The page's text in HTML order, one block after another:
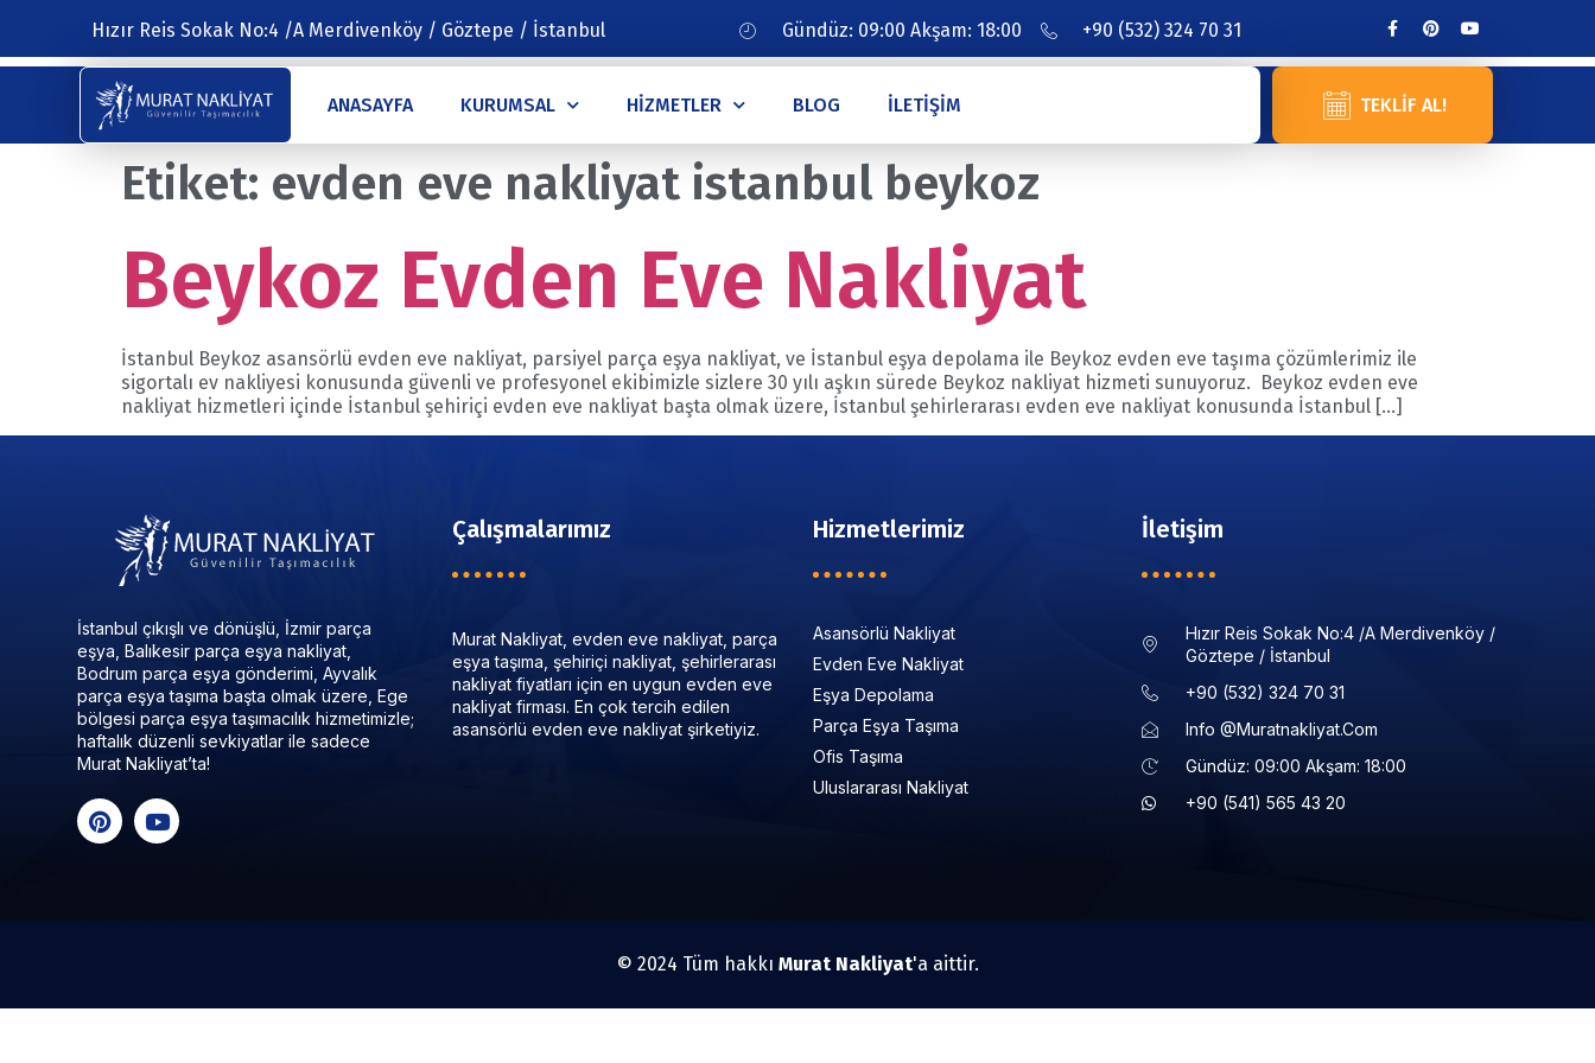
Hızır Reis Sokak No:4 /A Merdivenköy / Göztepe / İstanbul Gündüz: 09:00 Akşam: 18:00 +90 (532) 324 70 31
ANASAYFA KURUMSAL HIZMETLER BLOG İLETIŞIM TEKLIF AL!
Etiket: evden eve nakliyat istanbul beykoz
Beykoz Evden Eve Nakliyat
İstanbul Beykoz asansörlü evden eve nakliyat, parsiyel parça eşya nakliyat, ve İstanbul eşya depolama ile Beykoz evden eve taşıma çözümlerimiz ile
sigortalı ev nakliyesi konusunda güvenli ve profesyonel ekibimizle sizlere 30 yılı aşkın sürede Beykoz nakliyat hizmeti sunuyoruz. Beykoz evden eve
nakliyat hizmetleri içinde İstanbul şehiriçi evden eve nakliyat başta olmak üzere, İstanbul şehirlerarası evden eve nakliyat konusunda İstanbul […]
İstanbul çıkışlı ve dönüşlü, İzmir parça
eşya, Balıkesir parça eşya nakliyat,
Bodrum parça eşya gönderimi, Ayvalık
parça eşya taşıma başta olmak üzere, Ege
bölgesi parça eşya taşımacılık hizmetimizle;
haftalık düzenli sevkiyatlar ile sadece
Murat Nakliyat’ta!
Çalışmalarımız
Murat Nakliyat, evden eve nakliyat, parça
eşya taşıma, şehiriçi nakliyat, şehirlerarası
nakliyat fiyatları için en uygun evden eve
nakliyat firması. En çok tercih edilen
asansörlü evden eve nakliyat şirketiyiz.
Hizmetlerimiz
Asansörlü Nakliyat
Evden Eve Nakliyat
Eşya Depolama
Parça Eşya Taşıma
Ofis Taşıma
Uluslararası Nakliyat
İletişim
Hızır Reis Sokak No:4 /a Merdivenköy /
Göztepe / İstanbul
+90 (532) 324 70 31
Info @muratnakliyat.com
Gündüz: 09:00 Akşam: 18:00
+90 (541) 565 43 20
© 2024 Tüm hakkı Murat Nakliyat'a aittir.